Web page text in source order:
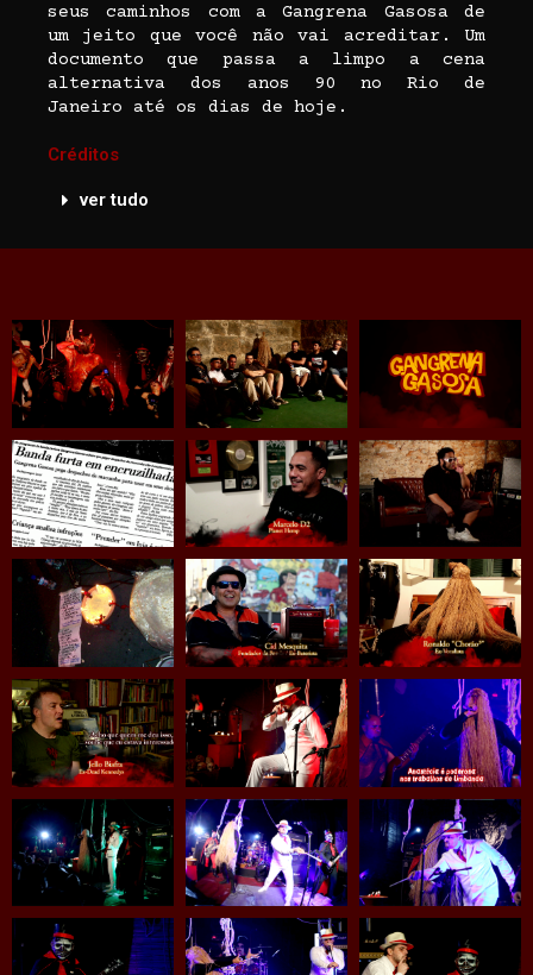
seus caminhos com a Gangrena Gasosa de
um jeito que você não vai acreditar. Um
documento que passa a limpo a cena
alternativa dos anos 90 no Rio de
Janeiro até os dias de hoje.
Créditos
ver tudo